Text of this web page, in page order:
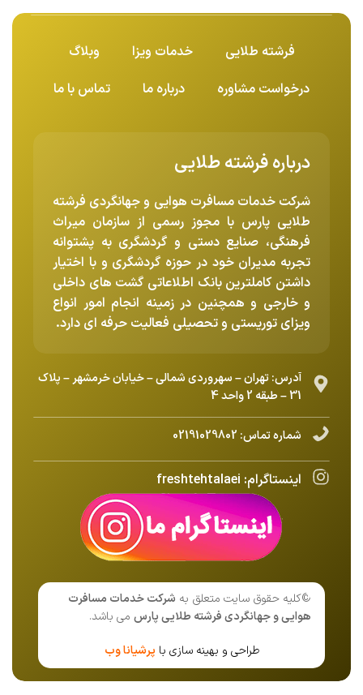
فرشته طلایی خدمات ویزا
وبلاگ
درخواست مشاوره
درباره ما تماس با ما
درباره فرشته طلایی
شرکت خدمات مسافرت هوایی و جهانگردی فرشته
طلایی پارس با مجوز رسمی از سازمان میراث
فرهنگی، صنایع دستی و گردشگری به پشتوانه
تجربه مدیران خود در حوزه گردشگری و با اختیار
داشتن کاملترین بانک اطلاعاتی گشت های داخلی
و خارجی و همچنین در زمینه انجام امور انواع
ویزای توریستی و تحصیلی فعالیت حرفه ای دارد.
آدرس: تهران – سهروردی شمالی – خیابان خرمشهر – پلاک
31 – طبقه 2 واحد 4
شماره تماس: 02191029802
اینستاگرام: freshtehtalaei
©کلیه حقوق سایت متعلق به شرکت خدمات مسافرت
هوایی و جهانگردی فرشته طلایی پارس می باشد.
طراحی و بهینه سازی با پرشیانا وب